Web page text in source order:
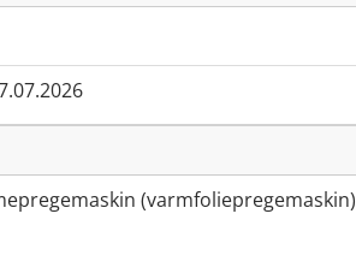
(varmfoliepregemaskin)